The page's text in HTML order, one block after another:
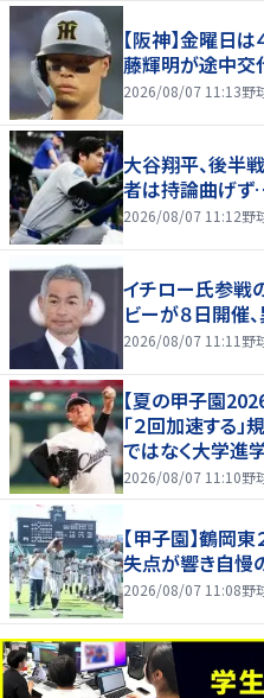
【阪神】金曜日
藤輝明が途中交
2026/08/07 11:13野
大谷翔平、後半
者は持論曲げず
2026/08/07 11:12野
イチロー氏参戦
ビーが８日開催
2026/08/07 11:11 野
【夏の甲子園
「２回加速する
ではなく大学進
2026/08/07 11:10野
【甲子園】鶴岡
失点が響き自慢
2026/08/07 11:08野